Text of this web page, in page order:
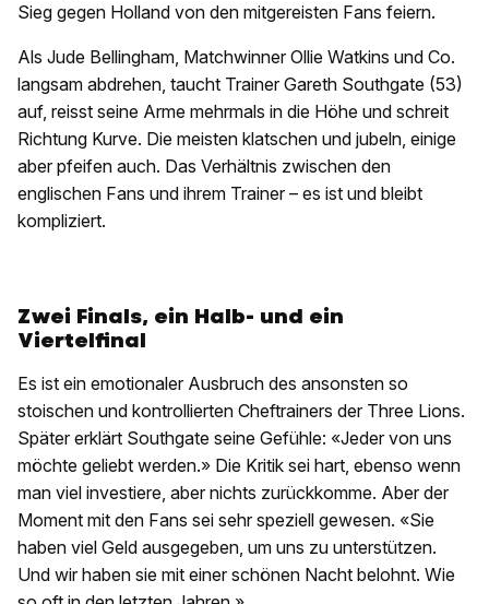
Sieg gegen Holland von den mitgereisten Fans feiern.
Als Jude Bellingham, Matchwinner Ollie Watkins und Co.
langsam abdrehen, taucht Trainer Gareth Southgate (53)
auf, reisst seine Arme mehrmals in die Höhe und schreit
Richtung Kurve. Die meisten klatschen und jubeln, einige
aber pfeifen auch. Das Verhältnis zwischen den
englischen Fans und ihrem Trainer – es ist und bleibt
kompliziert.
Zwei Finals, ein Halb- und ein
Viertelfinal
Es ist ein emotionaler Ausbruch des ansonsten so
stoischen und kontrollierten Cheftrainers der Three Lions.
Später erklärt Southgate seine Gefühle: «Jeder von uns
möchte geliebt werden.» Die Kritik sei hart, ebenso wenn
man viel investiere, aber nichts zurückkomme. Aber der
Moment mit den Fans sei sehr speziell gewesen. «Sie
haben viel Geld ausgegeben, um uns zu unterstützen.
Und wir haben sie mit einer schönen Nacht belohnt. Wie